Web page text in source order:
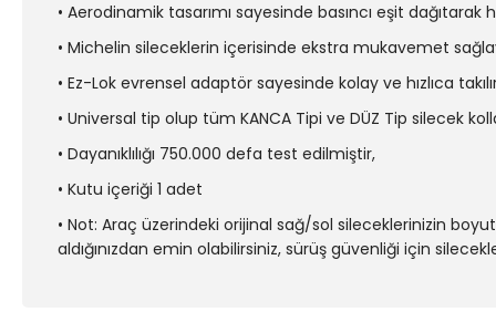
• Aerodinamik tasarımı sayesinde basıncı eşit
• Michelin sileceklerin içerisinde ekstra mukavemet
• Ez-Lok evrensel adaptör sayesinde kolay ve hızlıca
• Universal tip olup tüm KANCA Tipi ve DÜZ Tip silecek
• Dayanıklılığı 750.000 defa test edilmiştir,
• Kutu içeriği 1 adet
• Not: Araç üzerindeki orijinal sağ/sol sileceklerinizin
aldığınızdan emin olabilirsiniz, sürüş güvenliği için